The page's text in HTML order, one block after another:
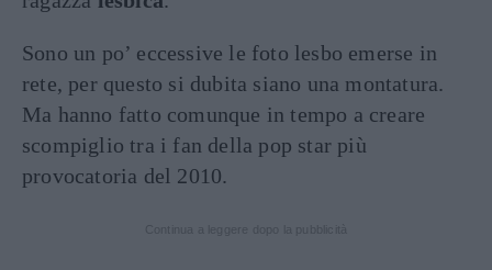
Sono un po’ eccessive le foto lesbo emerse in
rete, per questo si dubita siano una montatura.
Ma hanno fatto comunque in tempo a creare
scompiglio tra i fan della pop star più
provocatoria del 2010.